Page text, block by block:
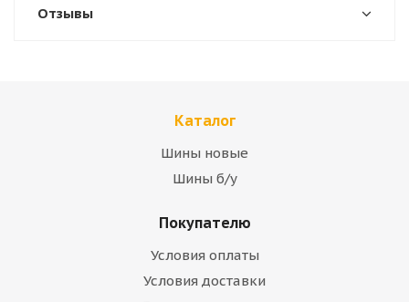
Отзывы
Каталог
Шины новые
Шины б/у
Покупателю
Условия оплаты
Условия доставки